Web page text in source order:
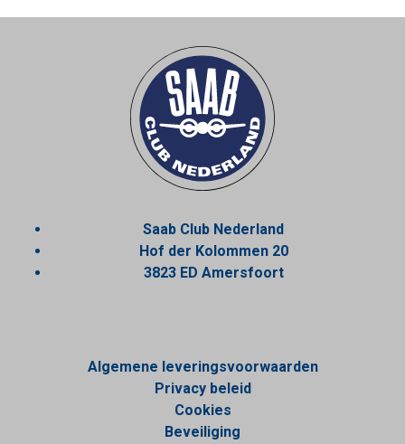
Saab Club Nederland
Hof der Kolommen 20
3823 ED Amersfoort
Algemene leveringsvoorwaarden
Privacy beleid
Cookies
Beveiliging